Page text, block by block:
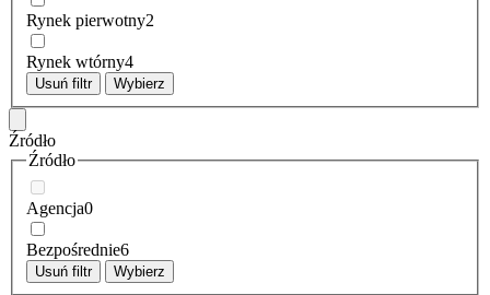
Rynek pierwotny2
Rynek wtórny4
Usuń filtr Wybierz
Źródło
Źródło
Agencja0
Bezpośrednie6
Usuń filtr Wybierz